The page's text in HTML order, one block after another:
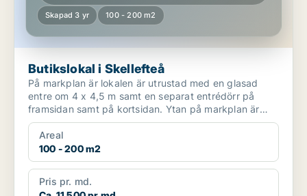
Skapad 3 yr 100 - 200 m2
Butikslokal i Skellefteå
På markplan är lokalen är utrustad med en glasad
entre om 4 x 4,5 m samt en separat entrédörr på
framsidan samt på kortsidan. Ytan på markplan är
förberedd f...
Areal
100 - 200 m2
Pris pr. md.